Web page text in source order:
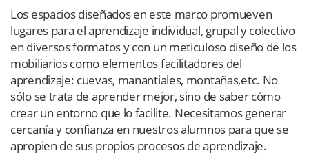
Los espacios diseñados en este marco promueven
lugares para el aprendizaje individual, grupal y colectivo
en diversos formatos y con un meticuloso diseño de los
mobiliarios como elementos facilitadores del
aprendizaje: cuevas, manantiales, montañas,etc. No
sólo se trata de aprender mejor, sino de saber cómo
crear un entorno que lo facilite. Necesitamos generar
cercanía y confianza en nuestros alumnos para que se
apropien de sus propios procesos de aprendizaje.